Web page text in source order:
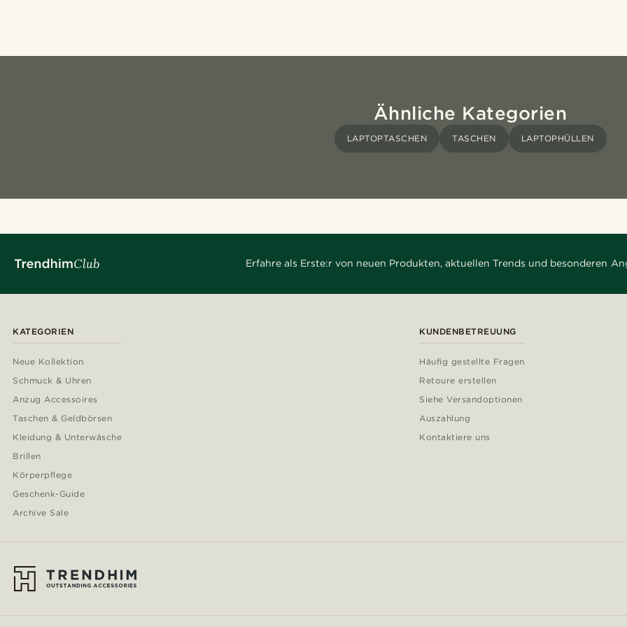
Ähnliche Kategorien
LAPTOPTASCHEN TASCHEN LAPTOPHÜLLEN
Erfahre als Erste:r von neuen Produkten, aktuellen Trends und besonderen
KATEGORIEN
Neue Kollektion
Schmuck & Uhren
Anzug Accessoires
Taschen & Geldbörsen
Kleidung & Unterwäsche
Brillen
Körperpflege
Geschenk-Guide
Archive Sale
KUNDENBETREUUNG
Häufig gestellte Fragen
Retoure erstellen
Siehe Versandoptionen
Auszahlung
Kontaktiere uns